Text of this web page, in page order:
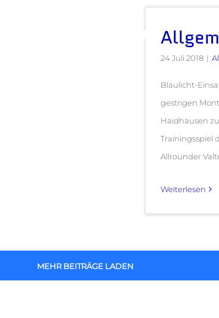
24 Juli 2018 |
Blaulicht-
gestrigen
Haidhausen
Trainingsspiel
Allrounder
Weiterlesen
MEHR BEITRÄGE LADEN